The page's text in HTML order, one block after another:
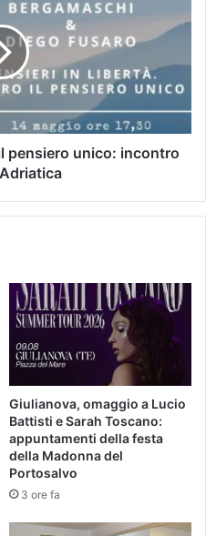
pensiero unico: incontro
Giulianova, omaggio a Lucio
Battisti e Sarah Toscano:
appuntamenti della festa
della Madonna del
Portosalvo
3 ore fa